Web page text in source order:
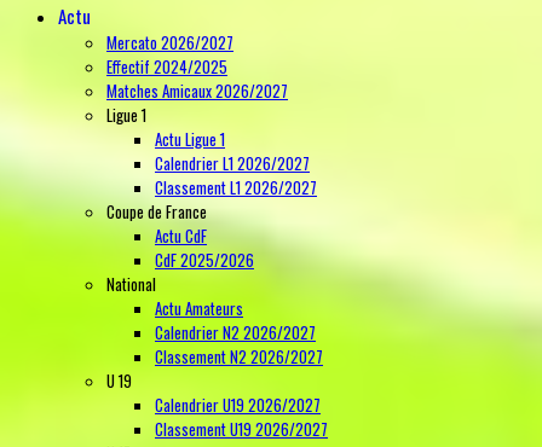
Actu
Mercato 2026/2027
Effectif 2024/2025
Matches Amicaux 2026/2027
Ligue 1
Actu Ligue 1
Calendrier L1 2026/2027
Classement L1 2026/2027
Coupe de France
Actu CdF
CdF 2025/2026
National
Actu Amateurs
Calendrier N2 2026/2027
Classement N2 2026/2027
U 19
Calendrier U19 2026/2027
Classement U19 2026/2027